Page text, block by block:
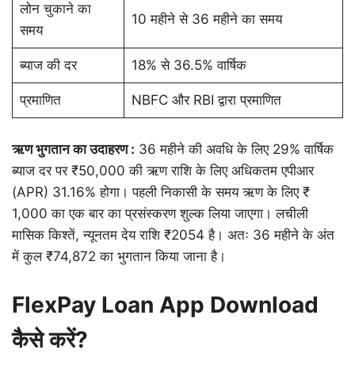
लोन चुकाने का
समय
10 महीने से 36 महीने का समय
ब्याज की दर 18% से 36.5% वार्षिक
प्रमाणित NBFC और RBI द्वारा प्रमाणित
ऋण भुगतान का उदाहरण : 36 महीने की अवधि के लिए 29% वार्षिक
ब्याज दर पर ₹50,000 की ऋण राशि के लिए अधिकतम एपीआर
(APR) 31.16% होगा। पहली निकासी के समय ऋण के लिए ₹
1,000 का एक बार का प्रसंस्करण शुल्क लिया जाएगा। लचीली
मासिक किश्तें, न्यूनतम देय राशि ₹2054 है। अतः 36 महीने के अंत
में कुल ₹74,872 का भुगतान किया जाना है।
FlexPay Loan App Download
कैसे करें?